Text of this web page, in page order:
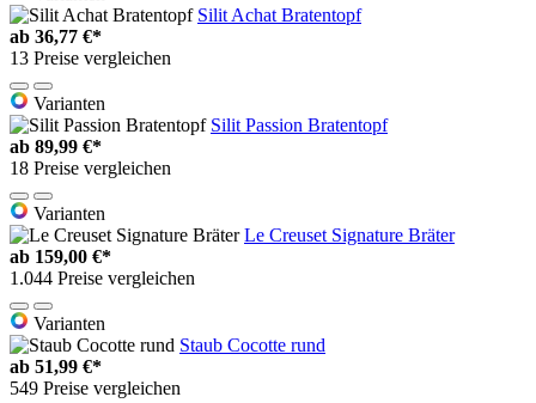
Silit Achat Bratentopf
ab 36,77 €*
13 Preise vergleichen
Varianten
Silit Passion Bratentopf
ab 89,99 €*
18 Preise vergleichen
Varianten
Le Creuset Signature Bräter
ab 159,00 €*
1.044 Preise vergleichen
Varianten
Staub Cocotte rund
ab 51,99 €*
549 Preise vergleichen